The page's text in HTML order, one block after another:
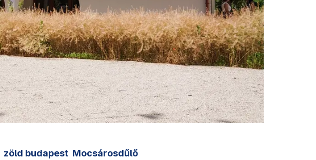
zöld budapest Mocsárosdűlő